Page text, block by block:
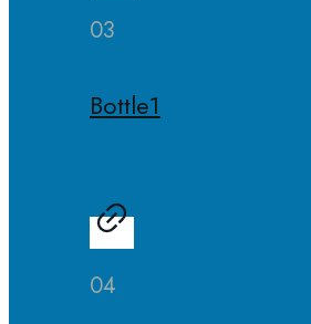
03
Bottle1
04